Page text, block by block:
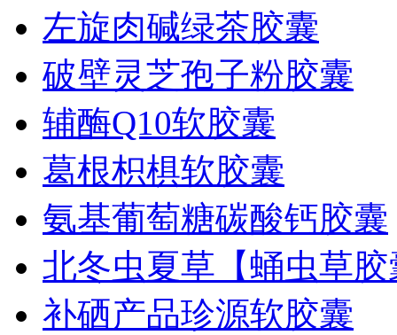
左旋肉碱绿茶胶囊
破壁灵芝孢子粉胶囊
辅酶Q10软胶囊
葛根枳椇软胶囊
氨基葡萄糖碳酸钙胶囊
北冬虫夏草【蛹虫草胶
补硒产品珍源软胶囊